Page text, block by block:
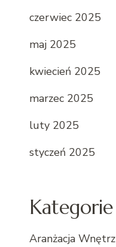
czerwiec 2025
maj 2025
kwiecień 2025
marzec 2025
luty 2025
styczeń 2025
Kategorie
Aranżacja Wnętrz